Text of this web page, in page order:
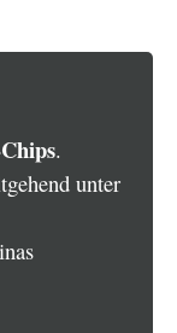
.
unter